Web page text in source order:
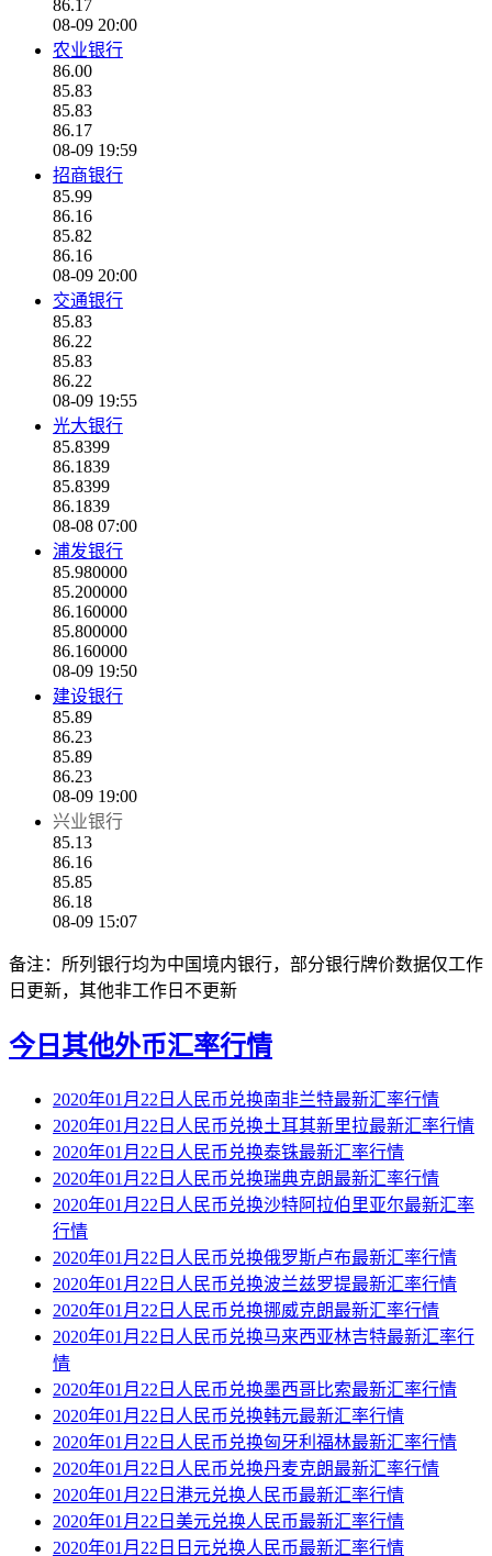
86.17
08-09 20:00
农业银行
86.00
85.83
85.83
86.17
08-09 19:59
招商银行
85.99
86.16
85.82
86.16
08-09 20:00
交通银行
85.83
86.22
85.83
86.22
08-09 19:55
光大银行
85.8399
86.1839
85.8399
86.1839
08-08 07:00
浦发银行
85.980000
85.200000
86.160000
85.800000
86.160000
08-09 19:50
建设银行
85.89
86.23
85.89
86.23
08-09 19:00
兴业银行
85.13
86.16
85.85
86.18
08-09 15:07
备注：所列银行均为中国境内银行，部分银行牌价数据仅工作
日更新，其他非工作日不更新
今日其他外币汇率行情
2020年01月22日人民币兑换南非兰特最新汇率行情
2020年01月22日人民币兑换土耳其新里拉最新汇率行情
2020年01月22日人民币兑换泰铢最新汇率行情
2020年01月22日人民币兑换瑞典克朗最新汇率行情
2020年01月22日人民币兑换沙特阿拉伯里亚尔最新汇率
行情
2020年01月22日人民币兑换俄罗斯卢布最新汇率行情
2020年01月22日人民币兑换波兰兹罗提最新汇率行情
2020年01月22日人民币兑换挪威克朗最新汇率行情
2020年01月22日人民币兑换马来西亚林吉特最新汇率行
情
2020年01月22日人民币兑换墨西哥比索最新汇率行情
2020年01月22日人民币兑换韩元最新汇率行情
2020年01月22日人民币兑换匈牙利福林最新汇率行情
2020年01月22日人民币兑换丹麦克朗最新汇率行情
2020年01月22日港元兑换人民币最新汇率行情
2020年01月22日美元兑换人民币最新汇率行情
2020年01月22日日元兑换人民币最新汇率行情